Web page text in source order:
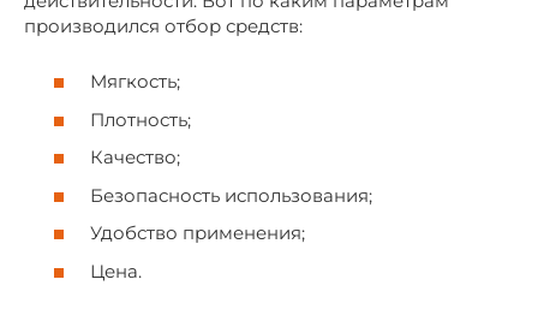
производился отбор средств:
Мягкость;
Плотность;
Качество;
Безопасность использования;
Удобство применения;
Цена.